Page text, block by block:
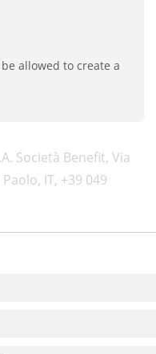
allowed to create a
Società Benefit, Via
IT, +39 049